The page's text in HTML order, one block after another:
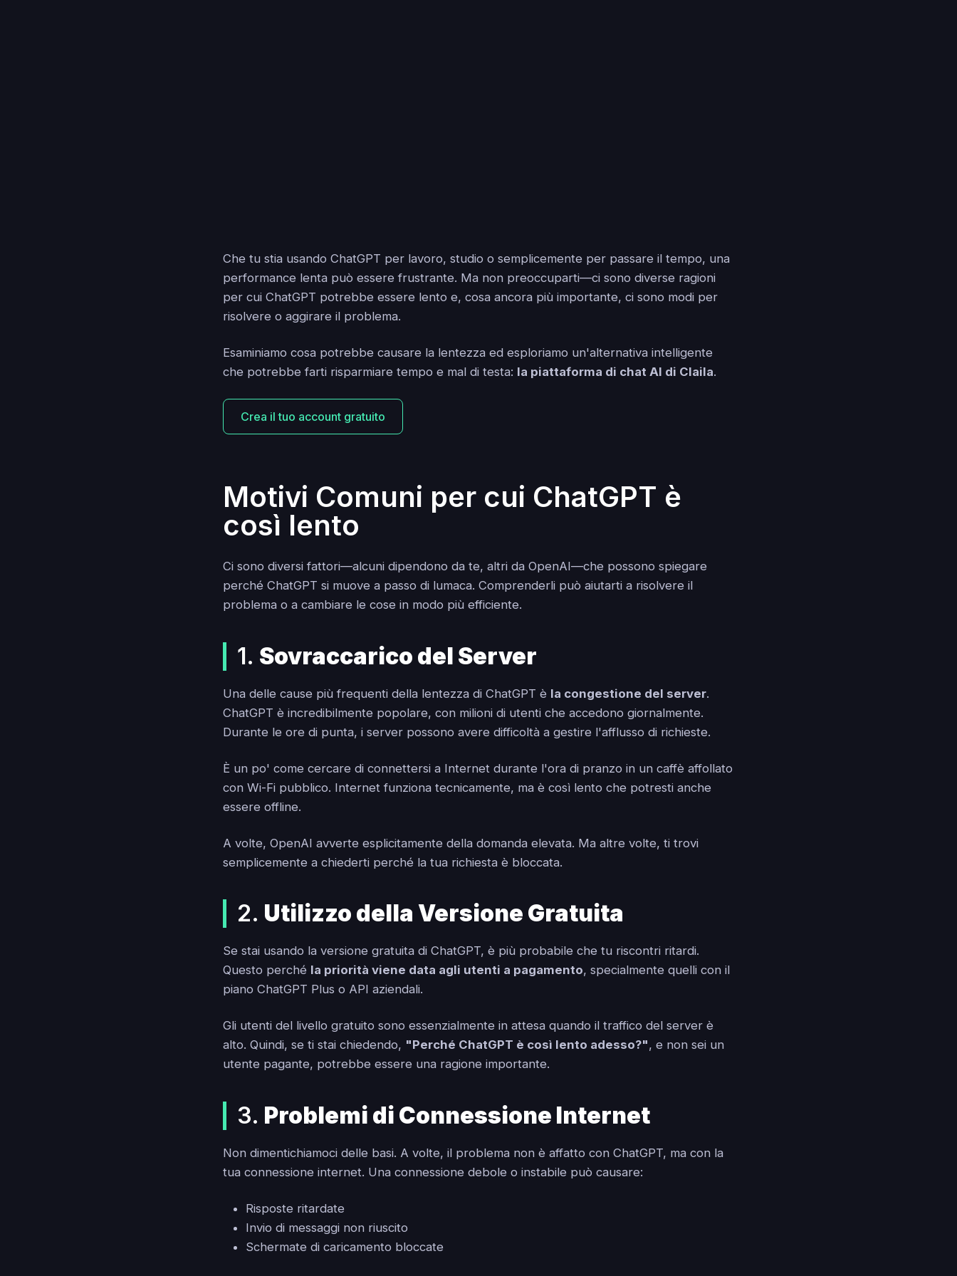
Che tu stia usando ChatGPT per lavoro, studio o semplicemente per passare il tempo, una
performance lenta può essere frustrante. Ma non preoccuparti—ci sono diverse ragioni
per cui ChatGPT potrebbe essere lento e, cosa ancora più importante, ci sono modi per
risolvere o aggirare il problema.
Esaminiamo cosa potrebbe causare la lentezza ed esploriamo un'alternativa intelligente
che potrebbe farti risparmiare tempo e mal di testa: la piattaforma di chat AI di Claila.
Crea il tuo account gratuito
Motivi Comuni per cui ChatGPT è
così lento
Ci sono diversi fattori—alcuni dipendono da te, altri da OpenAI—che possono spiegare
perché ChatGPT si muove a passo di lumaca. Comprenderli può aiutarti a risolvere il
problema o a cambiare le cose in modo più efficiente.
1. Sovraccarico del Server
Una delle cause più frequenti della lentezza di ChatGPT è la congestione del server.
ChatGPT è incredibilmente popolare, con milioni di utenti che accedono giornalmente.
Durante le ore di punta, i server possono avere difficoltà a gestire l'afflusso di richieste.
È un po' come cercare di connettersi a Internet durante l'ora di pranzo in un caffè affollato
con Wi-Fi pubblico. Internet funziona tecnicamente, ma è così lento che potresti anche
essere offline.
A volte, OpenAI avverte esplicitamente della domanda elevata. Ma altre volte, ti trovi
semplicemente a chiederti perché la tua richiesta è bloccata.
2. Utilizzo della Versione Gratuita
Se stai usando la versione gratuita di ChatGPT, è più probabile che tu riscontri ritardi.
Questo perché la priorità viene data agli utenti a pagamento, specialmente quelli con il
piano ChatGPT Plus o API aziendali.
Gli utenti del livello gratuito sono essenzialmente in attesa quando il traffico del server è
alto. Quindi, se ti stai chiedendo, "Perché ChatGPT è così lento adesso?", e non sei un
utente pagante, potrebbe essere una ragione importante.
3. Problemi di Connessione Internet
Non dimentichiamoci delle basi. A volte, il problema non è affatto con ChatGPT, ma con la
tua connessione internet. Una connessione debole o instabile può causare:
Risposte ritardate
Invio di messaggi non riuscito
Schermate di caricamento bloccate